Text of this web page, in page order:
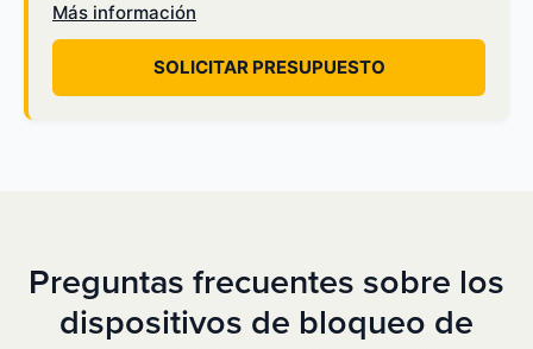
Más información
SOLICITAR PRESUPUESTO
Preguntas frecuentes sobre los
dispositivos de bloqueo de